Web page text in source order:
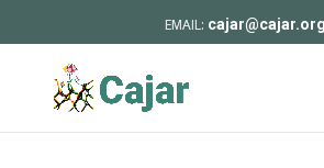
cajar@cajar.org